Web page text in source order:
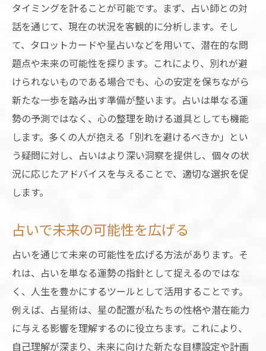
占いで得る別れの深い意味と再出発の力
占いで別れの本質を理解する
再出発のパワーを占いで引き出す
占いが教える深い洞察と新たな方向性
別れをプラスに変える占いの力
占いを活用した再出発のヒント
未来を切り拓くための占いの知恵
未来を見据えた占いで新たな選択をするための
指針
占いで未来のビジョンを描く
選択の幅を広げる占いの技
未来を切り開くための占い戦略
占いによる新たな人生の選び方
タイミングを計ることが可能です。まず、占い師との対
話を通じて、現在の状況を客観的に分析します。そし
て、タロットカードや星占いなどを用いて、潜在的な問
題点や未来の可能性を探ります。これにより、別れが避
けられないものである場合でも、心の安定を保ちながら
新たな一歩を踏み出す準備が整います。占いは単なる運
勢の予測ではなく、心の整理を助ける道具としても機能
します。多くの人が抱える「別れを避けるべきか」とい
う疑問に対し、占いはより深い洞察を提供し、個々の状
況に応じたアドバイスを与えることで、適切な選択を促
します。
占いで未来の可能性を広げる
占いを通じて未来の可能性を広げる方法があります。そ
れは、占いを単なる運勢の指針として捉えるのではな
く、人生を豊かにするツールとして活用することです。
例えば、占星術は、星の配置が私たちの性格や潜在能力
に与える影響を理解するのに役立ちます。これにより、
自己理解が深まり、未来に向けた新たな目標設定や計画